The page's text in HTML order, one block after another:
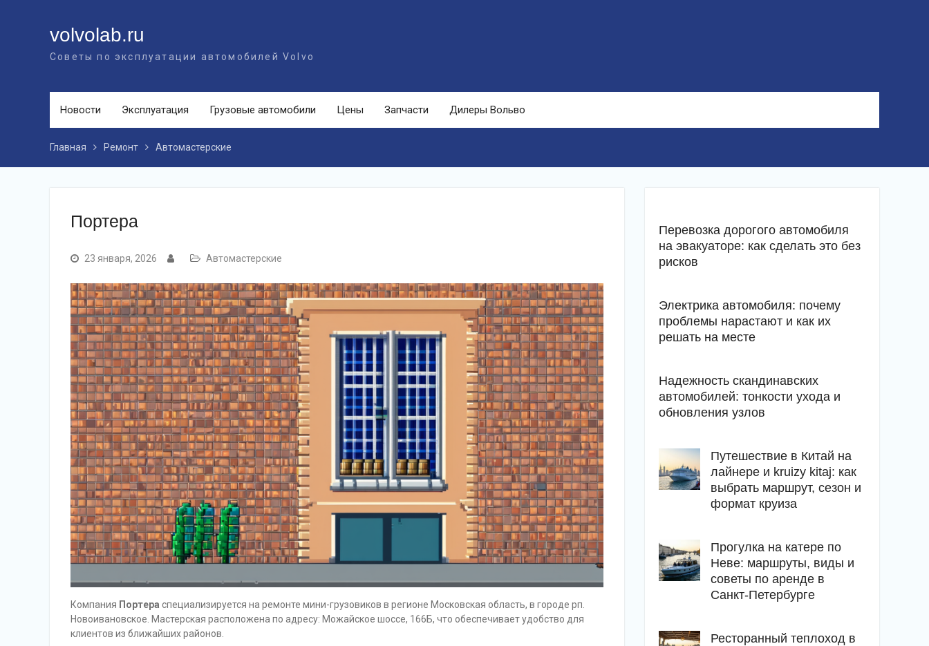
volvolab.ru
Советы по эксплуатации автомобилей Volvo
Новости Эксплуатация Грузовые автомобили Цены Запчасти Дилеры Вольво
Главная Ремонт Автомастерские
Портера
23 января, 2026 Автомастерские
Компания Портера специализируется на ремонте мини-грузовиков в регионе Московская область, в городе рп.
Новоивановское. Мастерская расположена по адресу: Можайское шоссе, 166Б, что обеспечивает удобство для
клиентов из ближайших районов.
Перевозка дорогого автомобиля
на эвакуаторе: как сделать это без
рисков
Электрика автомобиля: почему
проблемы нарастают и как их
решать на месте
Надежность скандинавских
автомобилей: тонкости ухода и
обновления узлов
Путешествие в Китай на
лайнере и kruizy kitaj: как
выбрать маршрут, сезон и
формат круиза
Прогулка на катере по
Неве: маршруты, виды и
советы по аренде в
Санкт-Петербурге
Ресторанный теплоход в